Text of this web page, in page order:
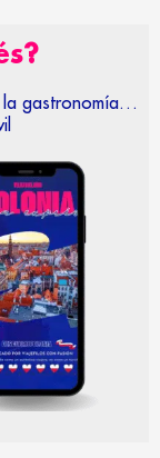
la gastronomía…